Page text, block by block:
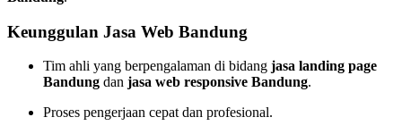
Keunggulan Jasa Web Bandung
Tim ahli yang berpengalaman di bidang jasa landing page
Bandung dan jasa web responsive Bandung.
Proses pengerjaan cepat dan profesional.